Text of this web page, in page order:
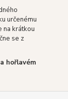
určenému
na krátkou
se z
hořlavém